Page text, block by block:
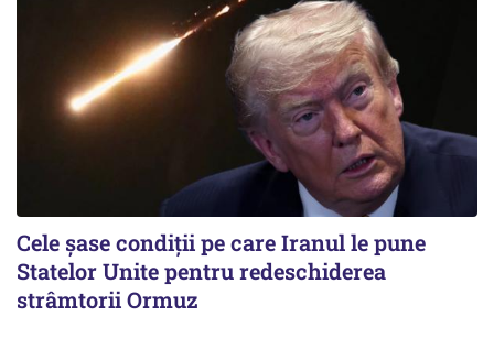
Cele șase condiții pe care Iranul le pune
Statelor Unite pentru redeschiderea
strâmtorii Ormuz